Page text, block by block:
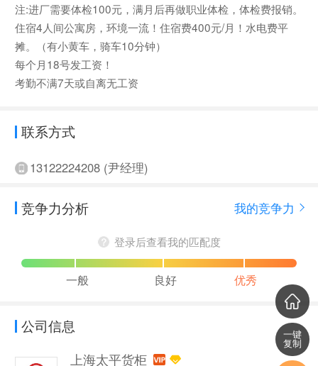
注:进厂需要体检100元，满月后再做职业体检，体检费报销。
住宿4人间公寓房，环境一流！住宿费400元/月！水电费平
摊。（有小黄车，骑车10分钟）
每个月18号发工资！
考勤不满7天或自离无工资
联系方式
13122224208 (尹经理)
竞争力分析 我的竞争力
登录后查看我的匹配度
一般 良好 优秀
公司信息
上海太平货柜
一键
复制